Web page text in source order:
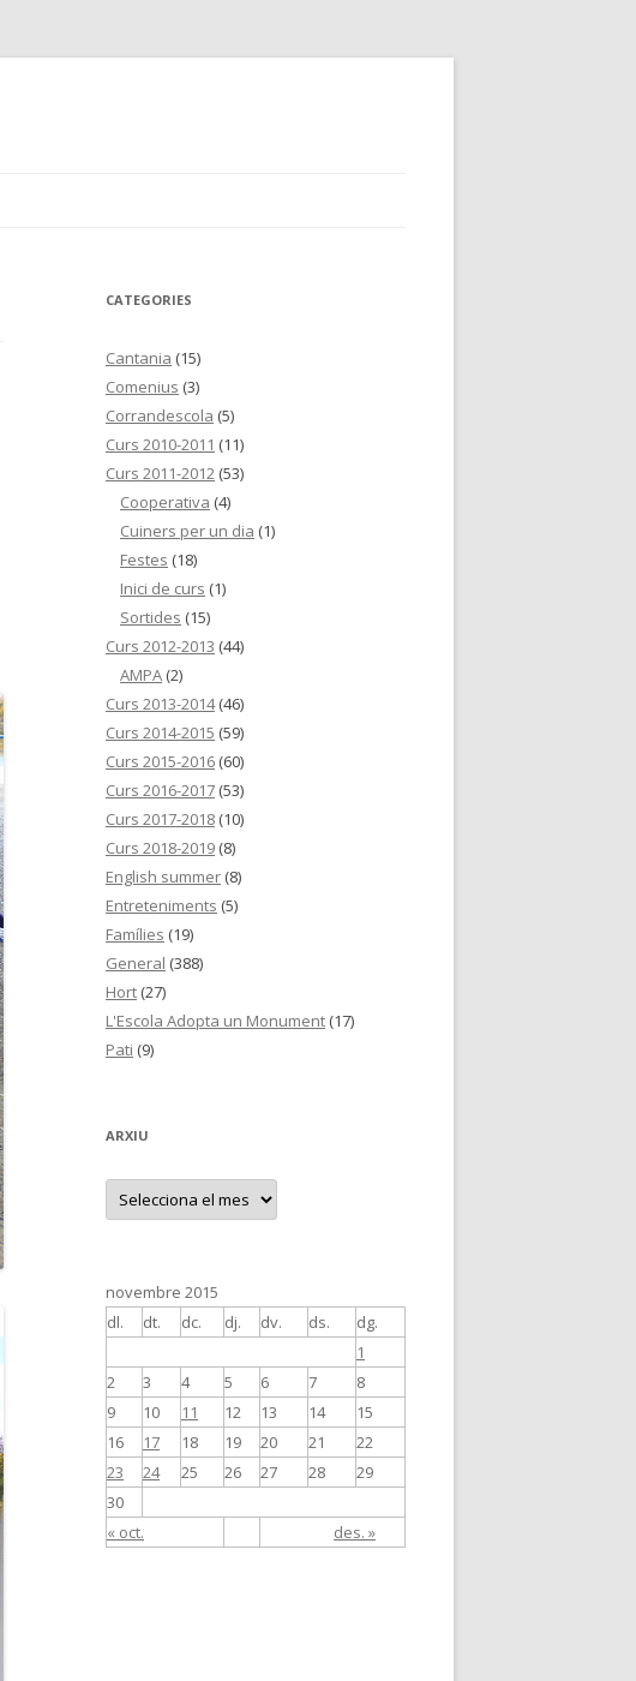
CATEGORIES
Cantania (15)
Comenius (3)
Corrandescola (5)
Curs 2010-2011 (11)
Curs 2011-2012 (53)
Cooperativa (4)
Cuiners per un dia (1)
Festes (18)
Inici de curs (1)
Sortides (15)
Curs 2012-2013 (44)
AMPA (2)
Curs 2013-2014(46)
Curs 2014-2015 (59)
Curs 2015-2016 (60)
Curs 2016-2017 (53)
Curs 2017-2018 (10)
Curs 2018-2019 (8)
English summer (8)
Entreteniments (5)
Famílies (19)
General (388)
Hort (27)
L'Escola Adopta un Monument (17)
Pati (9)
ARXIU
A
x
novembre 2015
dl.
dt. dc. dj. dv. ds. dg.
« oct. des. »
1
2
3 4 5 6 7
8
9
10 11 12 13 14
15
16
17 18 19 20 21
22
23
24 25 26 27 28
29
30